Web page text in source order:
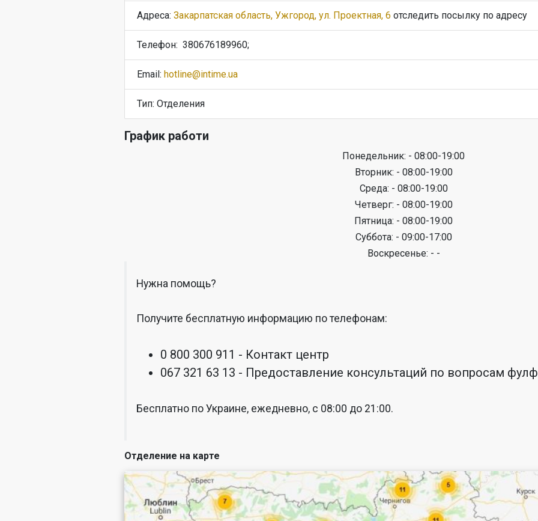
Адреса: Закарпатская область, Ужгород, ул. Проектная, 6 отследить посылку по адресу
Телефон: 380676189960;
Email: hotline@intime.ua
Тип: Отделения
График работи
Понедельник: - 08:00-19:00
Вторник: - 08:00-19:00
Среда: - 08:00-19:00
Четверг: - 08:00-19:00
Пятница: - 08:00-19:00
Суббота: - 09:00-17:00
Воскресенье: - -
Нужна помощь?
Получите бесплатную информацию по телефонам:
0 800 300 911 - Контакт центр
067 321 63 13 - Предоставление консультаций по вопросам
Бесплатно по Украине, ежедневно, с 08:00 до 21:00.
Отделение на карте